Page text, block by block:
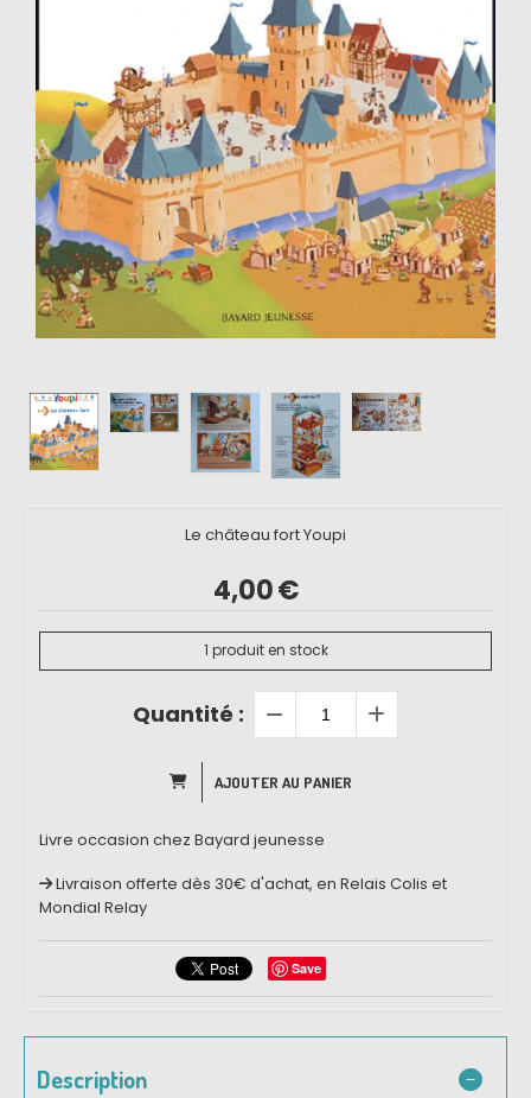
Le château fort Youpi
4,00€
1 produit en stock
Quantité :
AJOUTER AU PANIER
Livre occasion chez Bayard jeunesse
Livraison offerte dès 30€ d'achat, en Relais Colis et
Mondial Relay
Save
Description